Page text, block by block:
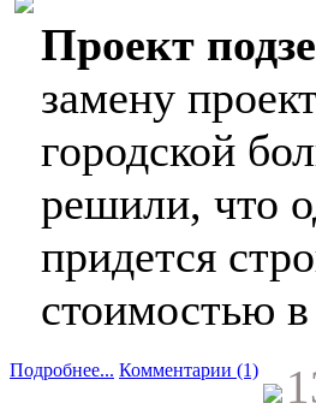
Проект
замену
городской
решили, что
придется
стоимостью
Подробнее... Комментарии (1)